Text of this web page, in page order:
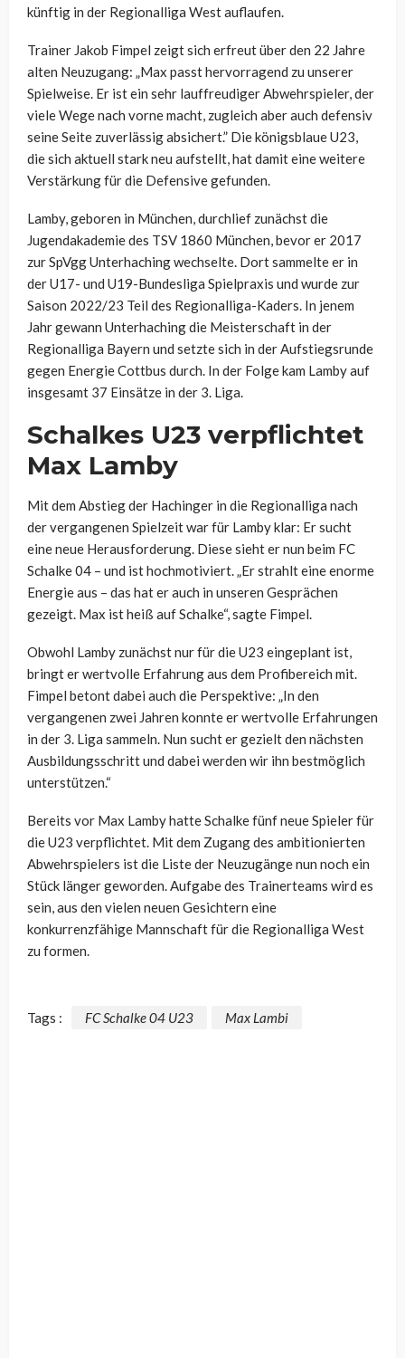
künftig in der Regionalliga West auflaufen.
Trainer Jakob Fimpel zeigt sich erfreut über den 22 Jahre
alten Neuzugang: „Max passt hervorragend zu unserer
Spielweise. Er ist ein sehr lauffreudiger Abwehrspieler, der
viele Wege nach vorne macht, zugleich aber auch defensiv
seine Seite zuverlässig absichert.” Die königsblaue U23,
die sich aktuell stark neu aufstellt, hat damit eine weitere
Verstärkung für die Defensive gefunden.
Lamby, geboren in München, durchlief zunächst die
Jugendakademie des TSV 1860 München, bevor er 2017
zur SpVgg Unterhaching wechselte. Dort sammelte er in
der U17- und U19-Bundesliga Spielpraxis und wurde zur
Saison 2022/23 Teil des Regionalliga-Kaders. In jenem
Jahr gewann Unterhaching die Meisterschaft in der
Regionalliga Bayern und setzte sich in der Aufstiegsrunde
gegen Energie Cottbus durch. In der Folge kam Lamby auf
insgesamt 37 Einsätze in der 3. Liga.
Schalkes U23 verpflichtet
Max Lamby
Mit dem Abstieg der Hachinger in die Regionalliga nach
der vergangenen Spielzeit war für Lamby klar: Er sucht
eine neue Herausforderung. Diese sieht er nun beim FC
Schalke 04 – und ist hochmotiviert. „Er strahlt eine enorme
Energie aus – das hat er auch in unseren Gesprächen
gezeigt. Max ist heiß auf Schalke“, sagte Fimpel.
Obwohl Lamby zunächst nur für die U23 eingeplant ist,
bringt er wertvolle Erfahrung aus dem Profibereich mit.
Fimpel betont dabei auch die Perspektive: „In den
vergangenen zwei Jahren konnte er wertvolle Erfahrungen
in der 3. Liga sammeln. Nun sucht er gezielt den nächsten
Ausbildungsschritt und dabei werden wir ihn bestmöglich
unterstützen.“
Bereits vor Max Lamby hatte Schalke fünf neue Spieler für
die U23 verpflichtet. Mit dem Zugang des ambitionierten
Abwehrspielers ist die Liste der Neuzugänge nun noch ein
Stück länger geworden. Aufgabe des Trainerteams wird es
sein, aus den vielen neuen Gesichtern eine
konkurrenzfähige Mannschaft für die Regionalliga West
zu formen.
Tags : FC Schalke 04 U23 Max Lambi